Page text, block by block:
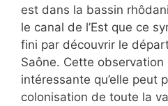
est dans la bassin
le canal de l’Est que ce
fini par découvrir le
Saône. Cette observation
intéressante qu’elle peut
colonisation de toute la